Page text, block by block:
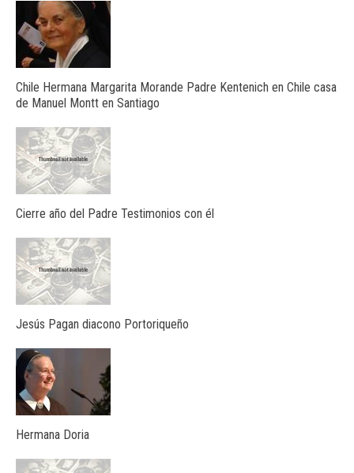
Chile Hermana Margarita Morande Padre Kentenich en Chile casa
de Manuel Montt en Santiago
Cierre año del Padre Testimonios con él
Jesús Pagan diacono Portoriqueño
Hermana Doria